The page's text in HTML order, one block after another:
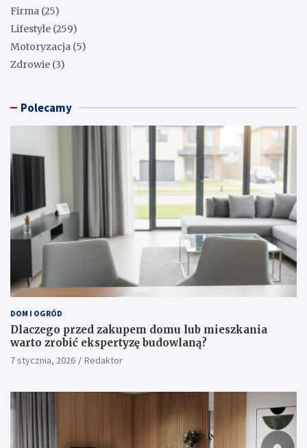
Firma (25)
Lifestyle (259)
Motoryzacja (5)
Zdrowie (3)
Polecamy
DOM I OGRÓD
Dlaczego przed zakupem domu lub mieszkania
warto zrobić ekspertyzę budowlaną?
7 stycznia, 2026 Redaktor